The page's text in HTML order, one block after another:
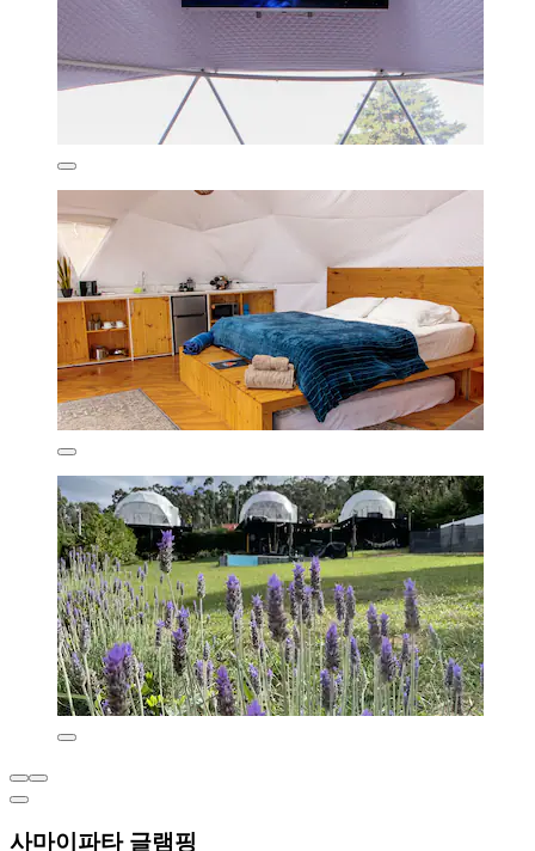
사마이파타 글램핑